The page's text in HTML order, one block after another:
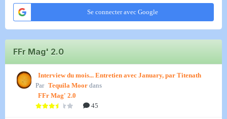
Se connecter avec Google
FFr Mag' 2.0
Interview du mois... Entretien avec January, par Titenath
Par Tequila Moor dans
FFr Mag' 2.0
45